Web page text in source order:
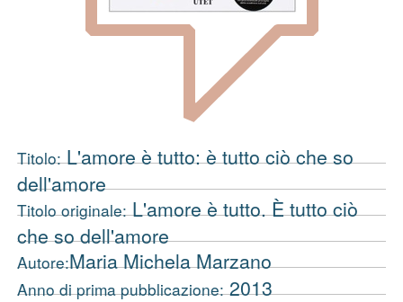
Titolo:L'amore è tutto: è tutto ciò che so
dell'amore
Titolo originale:L'amore è tutto. È tutto ciò
che so dell'amore
Autore:Maria Michela Marzano
Anno di prima pubblicazione:2013